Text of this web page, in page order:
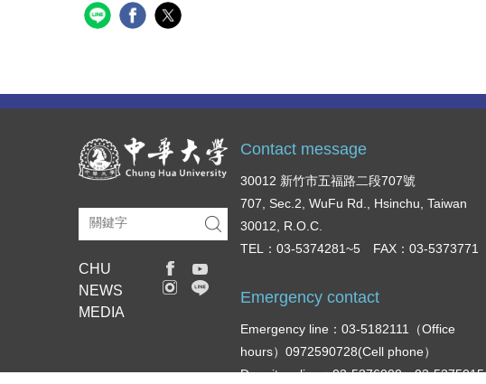
CHU
NEWS
MEDIA
Contact message
30012 新竹市五福路二段707號
707, Sec.2, WuFu Rd., Hsinchu, Taiwan
30012, R.O.C.
TEL：03-5374281~5 FAX：03-5373771
Emergency contact
Emergency line：03-5182111（Office
hours）0972590728(Cell phone）
Dormitory line：03-5376000，03-5375015